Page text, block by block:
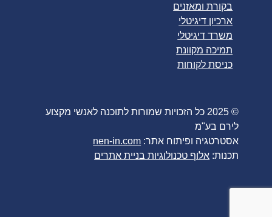
בקורת ומאזנים
ארכיון דיגיטלי
משרד דיגיטלי
תמיכה מקוונת
כניסת לקוחות
© 2025 כל הזכויות שמורות לתוכנה לאנשי מקצוע
לירם בע"מ
אסטרטגיה ופיתוח אתר: nen-in.com
תכנות: אלוף טכנולוגיות בניית אתרים